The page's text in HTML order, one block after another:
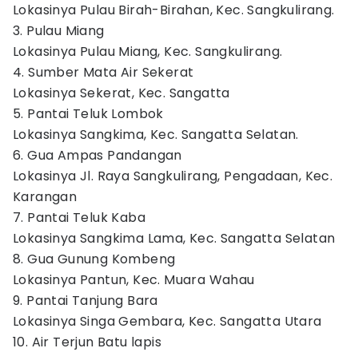
Lokasinya Pulau Birah-Birahan, Kec. Sangkulirang.
3. Pulau Miang
Lokasinya Pulau Miang, Kec. Sangkulirang.
4. Sumber Mata Air Sekerat
Lokasinya Sekerat, Kec. Sangatta
5. Pantai Teluk Lombok
Lokasinya Sangkima, Kec. Sangatta Selatan.
6. Gua Ampas Pandangan
Lokasinya Jl. Raya Sangkulirang, Pengadaan, Kec.
Karangan
7. Pantai Teluk Kaba
Lokasinya Sangkima Lama, Kec. Sangatta Selatan
8. Gua Gunung Kombeng
Lokasinya Pantun, Kec. Muara Wahau
9. Pantai Tanjung Bara
Lokasinya Singa Gembara, Kec. Sangatta Utara
10. Air Terjun Batu lapis